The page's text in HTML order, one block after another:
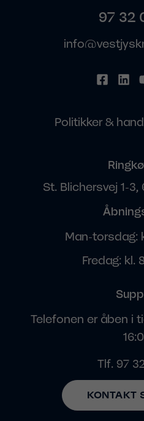
97 32
Politikker &
St. Blichersvej 1-
Man-torsdag:
Fredag: kl.
Telefonen er åben i
Tlf. 97
KONTAKT